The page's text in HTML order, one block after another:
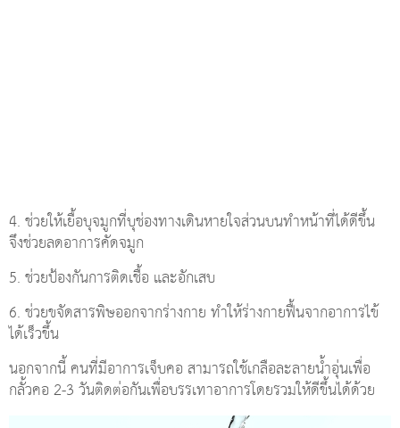
4. ช่วยให้เยื้อบุจมูกที่บุช่องทางเดินหายใจส่วนบนทำหน้าที่ได้ดีขึ้น
จึงช่วยลดอาการคัดจมูก
5. ช่วยป้องกันการติดเชื้อ และอักเสบ
6. ช่วยขจัดสารพิษออกจากร่างกาย ทำให้ร่างกายฟื้นจากอาการไข้
ได้เร็วขึ้น
นอกจากนี้ คนที่มีอาการเจ็บคอ สามารถใช้เกลือละลายน้ำอุ่นเพื่อ
กลั้วคอ 2-3 วันติดต่อกันเพื่อบรรเทาอาการโดยรวมให้ดีขึ้นได้ด้วย